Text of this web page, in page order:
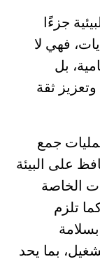
جزءًا
فهي لا
بل
ثقة
جمع
على البيئة
الخاصة
تلزم
بما يحد